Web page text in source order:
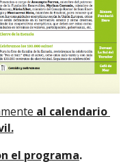
al calendario
el programa.